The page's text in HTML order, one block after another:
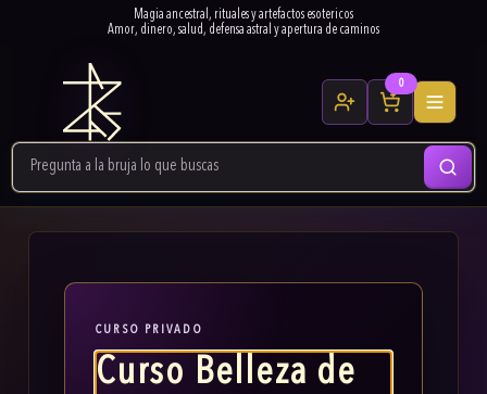
Magia ancestral, rituales y artefactos esotericos
Amor, dinero, salud, defensa astral y apertura de caminos
0
CURSO PRIVADO
Curso Belleza de